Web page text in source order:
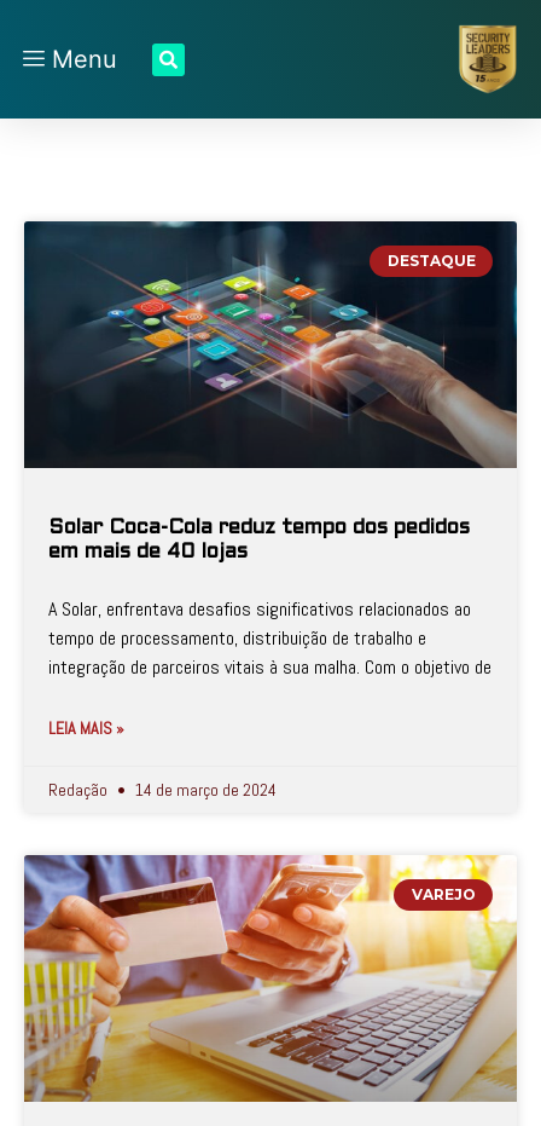
Menu
DESTAQUE
Solar Coca-Cola reduz tempo dos pedidos
em mais de 40 lojas
A Solar, enfrentava desafios significativos relacionados ao
tempo de processamento, distribuição de trabalho e
integração de parceiros vitais à sua malha. Com o objetivo de
LEIA MAIS »
Redação 14 de março de 2024
VAREJO